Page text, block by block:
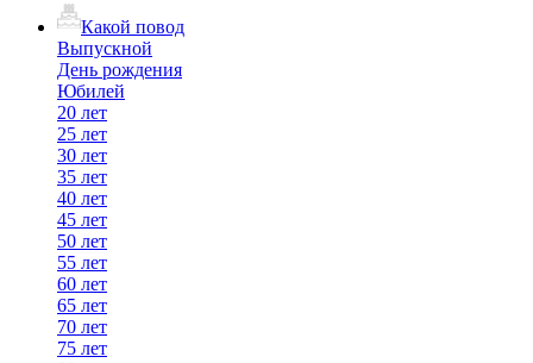
Какой повод
Выпускной
День рождения
Юбилей
20 лет
25 лет
30 лет
35 лет
40 лет
45 лет
50 лет
55 лет
60 лет
65 лет
70 лет
75 лет